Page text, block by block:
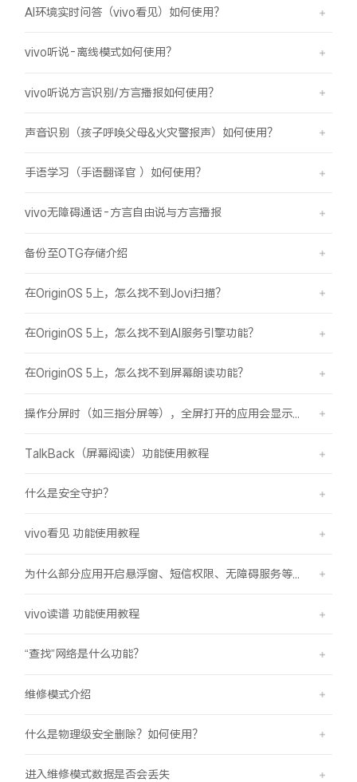
AI环境实时问答（vivo看见）如何使用？
vivo听说-离线模式如何使用？
vivo听说方言识别/方言播报如何使用？
声音识别（孩子呼唤父母&火灾警报声）如何使用？
手语学习（手语翻译官 ）如何使用？
vivo无障碍通话-方言自由说与方言播报
备份至OTG存储介绍
在OriginOS 5上，怎么找不到Jovi扫描？
在OriginOS 5上，怎么找不到AI服务引擎功能？
在OriginOS 5上，怎么找不到屏幕朗读功能？
TalkBack（屏幕阅读）功能使用教程
什么是安全守护？
vivo看见 功能使用教程
vivo读谱 功能使用教程
“查找”网络是什么功能？
维修模式介绍
什么是物理级安全删除？如何使用？
进入维修模式数据是否会丢失